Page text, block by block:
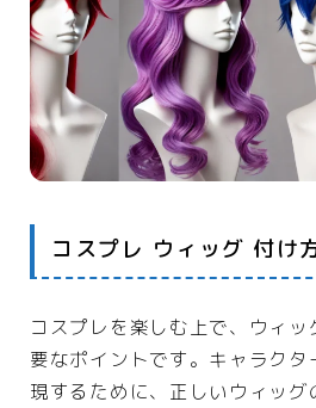
家事・日用品
家電
生活雑貨
WEBサービス
ドメイン
ホームページ・ネットショッ
コスプレ ウィッグ 付け
コスプレを楽しむ上で、ウィッ
要なポイントです。キャラク
現するために、正しいウィッグ